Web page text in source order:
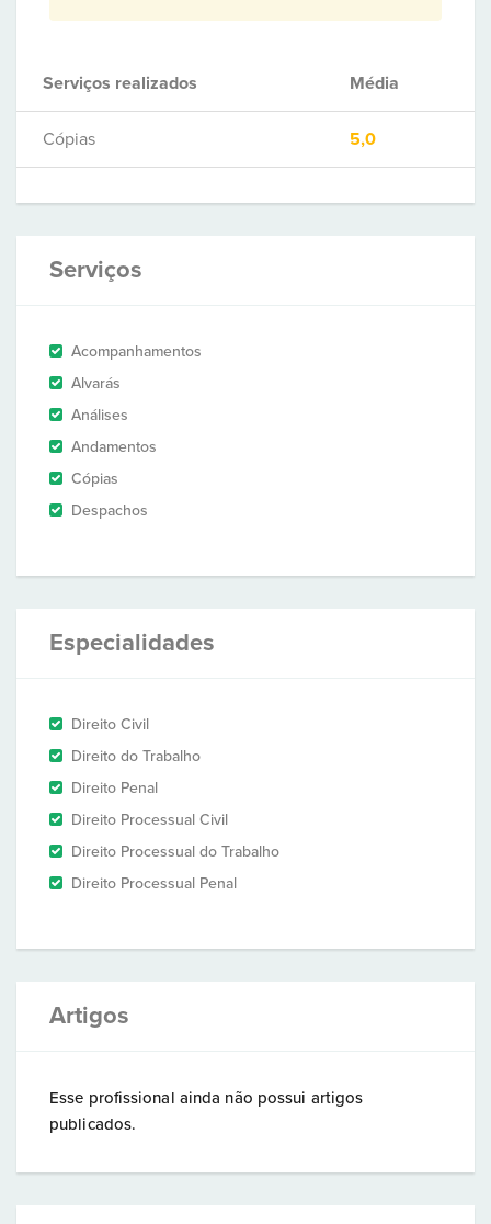
Serviços realizados Média
Cópias 5,0
Serviços
Acompanhamentos
Alvarás
Análises
Andamentos
Cópias
Despachos
Especialidades
Direito Civil
Direito do Trabalho
Direito Penal
Direito Processual Civil
Direito Processual do Trabalho
Direito Processual Penal
Artigos
Esse profissional ainda não possui artigos
publicados.